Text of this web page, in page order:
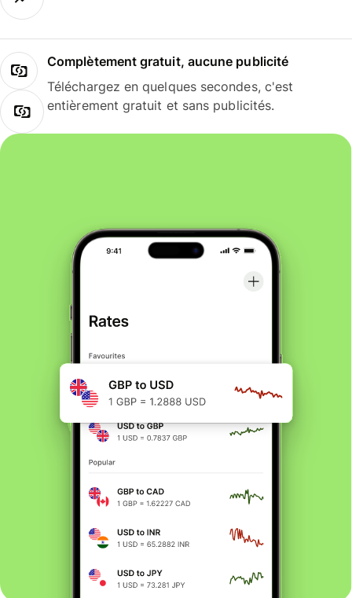
Complètement gratuit, aucune publicité
Téléchargez en quelques secondes, c'est
entièrement gratuit et sans publicités.